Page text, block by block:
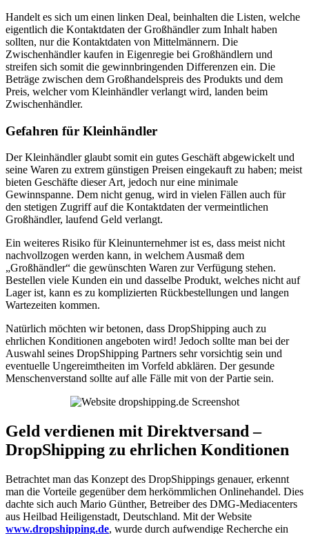
Handelt es sich um einen linken Deal, beinhalten die Listen, welche
eigentlich die Kontaktdaten der Großhändler zum Inhalt haben
sollten, nur die Kontaktdaten von Mittelmännern. Die
Zwischenhändler kaufen in Eigenregie bei Großhändlern und
streifen sich somit die gewinnbringenden Differenzen ein. Die
Beträge zwischen dem Großhandelspreis des Produkts und dem
Preis, welcher vom Kleinhändler verlangt wird, landen beim
Zwischenhändler.
Gefahren für Kleinhändler
Der Kleinhändler glaubt somit ein gutes Geschäft abgewickelt und
seine Waren zu extrem günstigen Preisen eingekauft zu haben; meist
bieten Geschäfte dieser Art, jedoch nur eine minimale
Gewinnspanne. Dem nicht genug, wird in vielen Fällen auch für
den stetigen Zugriff auf die Kontaktdaten der vermeintlichen
Großhändler, laufend Geld verlangt.
Ein weiteres Risiko für Kleinunternehmer ist es, dass meist nicht
nachvollzogen werden kann, in welchem Ausmaß dem
„Großhändler“ die gewünschten Waren zur Verfügung stehen.
Bestellen viele Kunden ein und dasselbe Produkt, welches nicht auf
Lager ist, kann es zu komplizierten Rückbestellungen und langen
Wartezeiten kommen.
Natürlich möchten wir betonen, dass DropShipping auch zu
ehrlichen Konditionen angeboten wird! Jedoch sollte man bei der
Auswahl seines DropShipping Partners sehr vorsichtig sein und
eventuelle Ungereimtheiten im Vorfeld abklären. Der gesunde
Menschenverstand sollte auf alle Fälle mit von der Partie sein.
Geld verdienen mit Direktversand –
DropShipping zu ehrlichen Konditionen
Betrachtet man das Konzept des DropShippings genauer, erkennt
man die Vorteile gegenüber dem herkömmlichen Onlinehandel. Dies
dachte sich auch Mario Günther, Betreiber des DMG-Mediacenters
aus Heilbad Heiligenstadt, Deutschland. Mit der Website
www.dropshipping.de, wurde durch aufwendige Recherche ein